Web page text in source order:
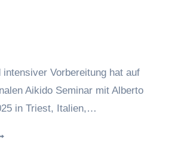
intensiver Vorbereitung hat auf
Aikido Seminar mit Alberto
in Triest, Italien,…